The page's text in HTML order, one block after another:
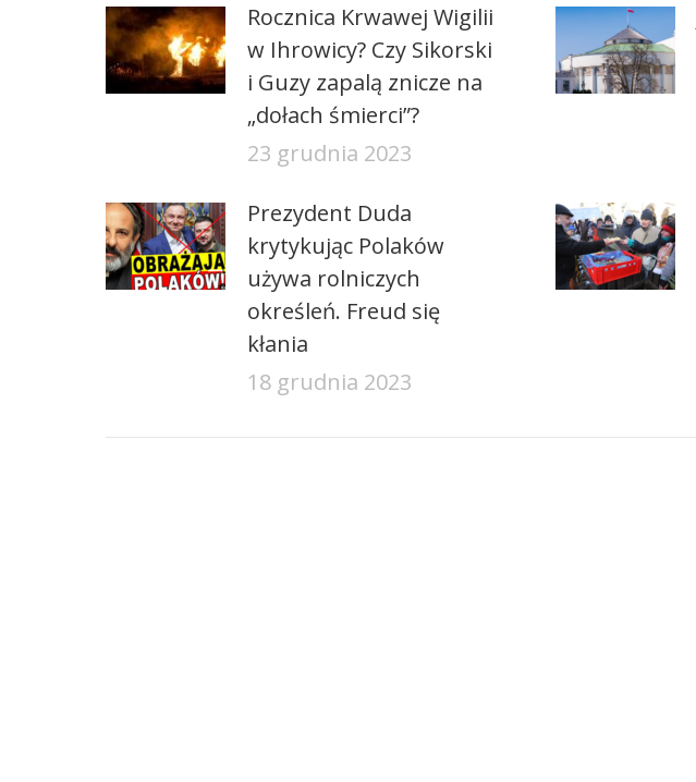
Rocznica Krwawej Wigilii
w Ihrowicy? Czy Sikorski
i Guzy zapalą znicze na
„dołach śmierci”?
23 grudnia 2023
Prezydent Duda
krytykując Polaków
używa rolniczych
określeń. Freud się
kłania
18 grudnia 2023